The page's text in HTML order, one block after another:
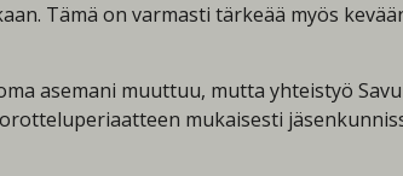
Tämä on varmasti tärkeää myös
asemani muuttuu, mutta yhteistyö
mukaisesti